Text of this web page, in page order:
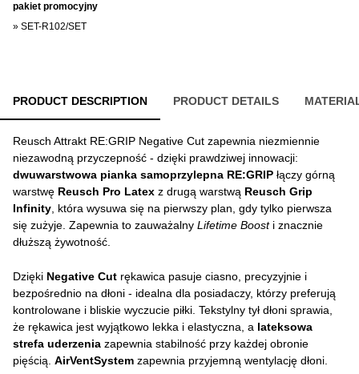
pakiet promocyjny
» SET-R102/SET
PRODUCT DESCRIPTION PRODUCT DETAILS
Reusch Attrakt RE:GRIP Negative Cut zapewnia niezmiennie
niezawodną przyczepność - dzięki prawdziwej innowacji:
dwuwarstwowa pianka samoprzylepna RE:GRIP łączy górną
warstwę Reusch Pro Latex z drugą warstwą Reusch Grip
Infinity , która wysuwa się na pierwszy plan, gdy tylko pierwsza
się zużyje. Zapewnia to zauważalny Lifetime Boosti znacznie
dłuższą żywotność.
Dzięki Negative Cut rękawica pasuje ciasno, precyzyjnie i
bezpośrednio na dłoni - idealna dla posiadaczy, którzy preferują
kontrolowane i bliskie wyczucie piłki. Tekstylny tył dłoni sprawia,
że rękawica jest wyjątkowo lekka i elastyczna, a lateksowa
strefa uderzenia zapewnia stabilność przy każdej obronie
pięścią. AirVentSystem zapewnia przyjemną wentylację dłoni.